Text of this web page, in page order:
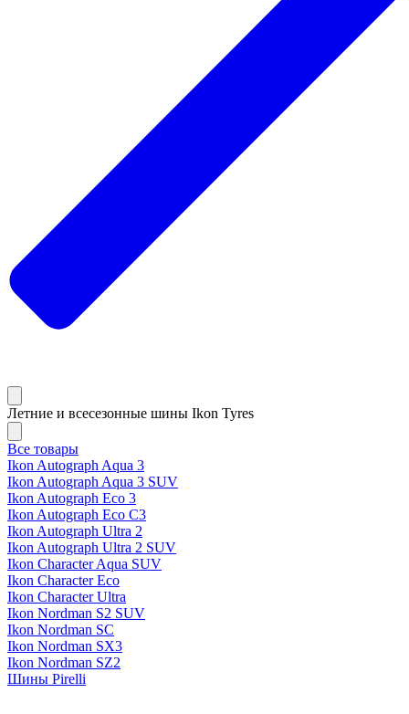
Летние и всесезонные шины Ikon Tyres
Все товары
Ikon Autograph Aqua 3
Ikon Autograph Aqua 3 SUV
Ikon Autograph Eco 3
Ikon Autograph Eco C3
Ikon Autograph Ultra 2
Ikon Autograph Ultra 2 SUV
Ikon Character Aqua SUV
Ikon Character Eco
Ikon Character Ultra
Ikon Nordman S2 SUV
Ikon Nordman SC
Ikon Nordman SX3
Ikon Nordman SZ2
Шины Pirelli